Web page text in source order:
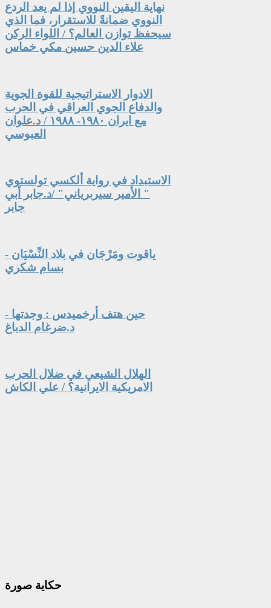
نهاية اليقين النووي إذا لم يعد الردع
النووي ضمانةً للاستقرار، فما الذي
سيحفظ توازن العالم؟ / اللواء الركن
علاء الدين حسين مكي خماس
الادوار الاستراتيجية للقوة الجوية
والدفاع الجوي العراقي في الحرب
مع ايران ١٩٨٠- ١٩٨٨ / د.علوان
العبوسي
الاستبداد في رواية ألكسي تولستوي
" الأمير سيربرياني" /د.جابر أبي
جابر
ياقوت ومَرْجَان في بلاد النِّسْيَان -
بسام شكري
حين هتف أرخميدس : وجدتها -
د.ضرغام الدباغ
الهلال الشيعي في ضلال الحرب
الامريكية الايرانية؟ / علي الكاش
حكاية صورة